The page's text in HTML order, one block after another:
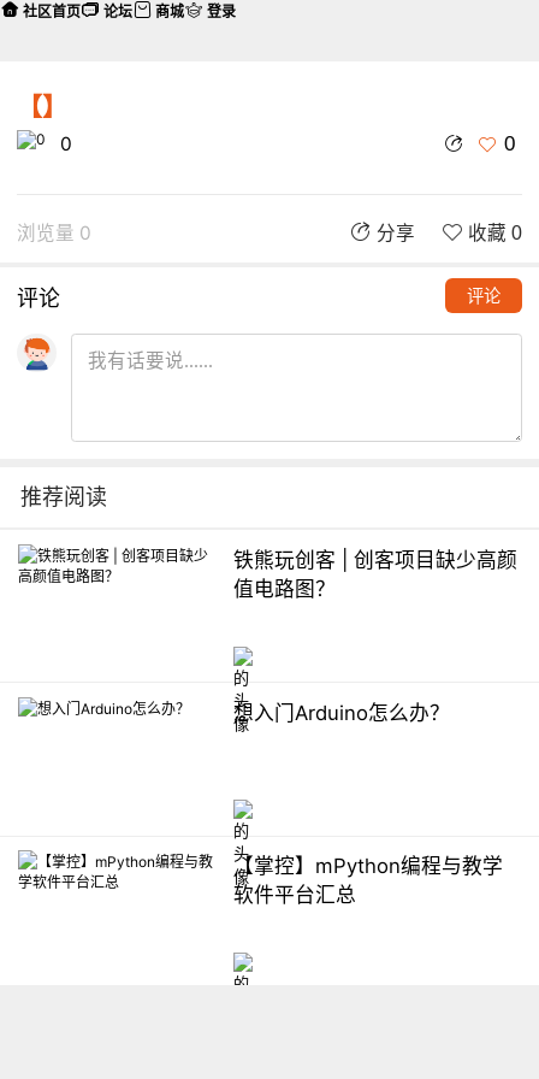
【】
0 0
浏览量 0 分享 收藏 0
评论 评论
推荐阅读
铁熊玩创客 | 创客项目缺少高颜
值电路图？
想入门Arduino怎么办？
【掌控】mPython编程与教学
软件平台汇总
社区首页 论坛 商城 登录